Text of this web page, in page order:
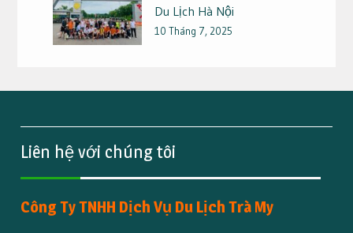
Du Lịch Hà Nội
10 Tháng 7, 2025
Liên hệ với chúng tôi
Công Ty TNHH Dịch Vụ Du Lịch Trà My